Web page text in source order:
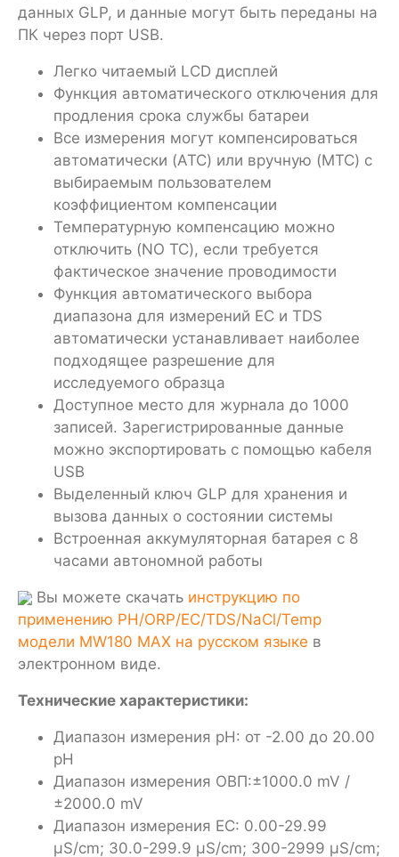
данных GLP, и данные могут быть переданы на
ПК через порт USB.
Легко читаемый LCD дисплей
Функция автоматического отключения для
продления срока службы батареи
Все измерения могут компенсироваться
автоматически (ATC) или вручную (MTC) с
выбираемым пользователем
коэффициентом компенсации
Температурную компенсацию можно
отключить (NO TC), если требуется
фактическое значение проводимости
Функция автоматического выбора
диапазона для измерений EC и TDS
автоматически устанавливает наиболее
подходящее разрешение для
исследуемого образца
Доступное место для журнала до 1000
записей. Зарегистрированные данные
можно экспортировать с помощью кабеля
USB
Выделенный ключ GLP для хранения и
вызова данных о состоянии системы
Встроенная аккумуляторная батарея с 8
часами автономной работы
Вы можете скачать инструкцию по
применению PH/ORP/EC/TDS/NaCl/Temp
модели MW180 MAX на русском языке в
электронном виде.
Технические характеристики:
Диапазон измерения pH: от -2.00 до 20.00
pH
Диапазон измерения ОВП:±1000.0 mV /
±2000.0 mV
Диапазон измерения EC: 0.00-29.99
µS/cm; 30.0-299.9 µS/cm; 300-2999 µS/cm;